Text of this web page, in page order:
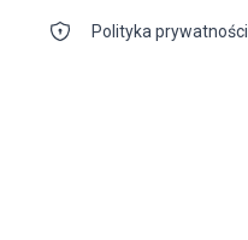
Polityka prywatności